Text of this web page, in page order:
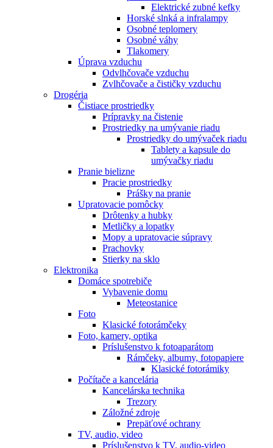
Elektrické zubné kefky
Horské slnká a infralampy
Osobné teplomery
Osobné váhy
Tlakomery
Úprava vzduchu
Odvlhčovače vzduchu
Zvlhčovače a čističky vzduchu
Drogéria
Čistiace prostriedky
Prípravky na čistenie
Prostriedky na umývanie riadu
Prostriedky do umývaček riadu
Tablety a kapsule do
umývačky riadu
Pranie bielizne
Pracie prostriedky
Prášky na pranie
Upratovacie pomôcky
Drôtenky a hubky
Metličky a lopatky
Mopy a upratovacie súpravy
Prachovky
Stierky na sklo
Elektronika
Domáce spotrebiče
Vybavenie domu
Meteostanice
Foto
Klasické fotorámčeky
Foto, kamery, optika
Príslušenstvo k fotoaparátom
Rámčeky, albumy, fotopapiere
Klasické fotorámiky
Počítače a kancelária
Kancelárska technika
Trezory
Záložné zdroje
Prepäťové ochrany
TV, audio, video
Príslušenstvo k TV, audio-video